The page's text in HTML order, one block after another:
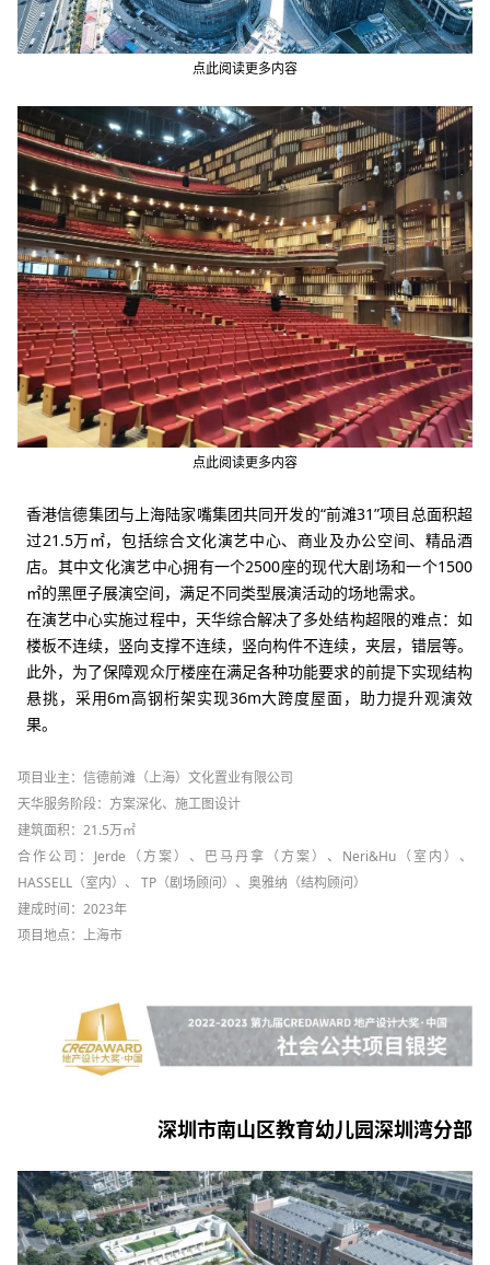
点此阅读更多内容
点此阅读更多内容
香港信德集团与上海陆家嘴集团共同开发的“前滩31”项目总面积超
过21.5万㎡，包括综合文化演艺中心、商业及办公空间、精品酒
店。 其中文化演艺中心拥有一个2500座的现代大剧场和一个1500
㎡的黑匣子展演空间，满足不同类型展演活动的场地需求。
在演艺中心实施过程中，天华综合解决了多处结构超限的难点：如
楼板不连续，竖向支撑不连续，竖向构件不连续，夹层，错层等。
此外，为了保障观众厅楼座在满足各种功能要求的前提下实现结构
悬挑，采用6m高钢桁架实现36m大跨度屋面，助力提升观演效
果。
项目业主：信德前滩（上海）文化置业有限公司
天华服务阶段：方案深化、施工图设计
建筑面积：21.5万㎡
合作公司：Jerde（方案）、巴马丹拿（方案）、Neri&Hu（室内）、
HASSELL（室内）、 TP（剧场顾问）、奥雅纳（结构顾问）
建成时间：2023年
项目地点：上海市
深圳市南山区教育幼儿园深圳湾分部